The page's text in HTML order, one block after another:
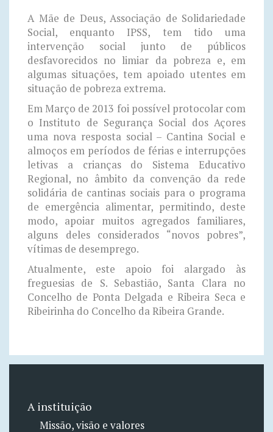
A Mãe de Deus, Associação de Solidariedade
Social, enquanto IPSS, tem tido uma
intervenção social junto de públicos
desfavorecidos no limiar da pobreza e, em
algumas situações, tem apoiado utentes em
situação de pobreza extrema.
Em Março de 2013 foi possível protocolar com
o Instituto de Segurança Social dos Açores
uma nova resposta social – Cantina Social e
almoços em períodos de férias e interrupções
letivas a crianças do Sistema Educativo
Regional, no âmbito da convenção da rede
solidária de cantinas sociais para o programa
de emergência alimentar, permitindo, deste
modo, apoiar muitos agregados familiares,
alguns deles considerados “novos pobres”,
vítimas de desemprego.
Atualmente, este apoio foi alargado às
freguesias de S. Sebastião, Santa Clara no
Concelho de Ponta Delgada e Ribeira Seca e
Ribeirinha do Concelho da Ribeira Grande.
A instituição
Missão, visão e valores